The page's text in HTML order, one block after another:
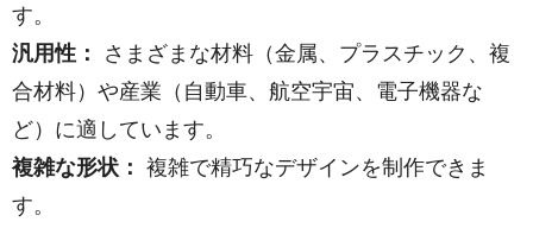
す。
汎用性： さまざまな材料（金属、プラスチック、複
合材料）や産業（自動車、航空宇宙、電子機器な
ど）に適しています。
複雑な形状： 複雑で精巧なデザインを制作できま
す。